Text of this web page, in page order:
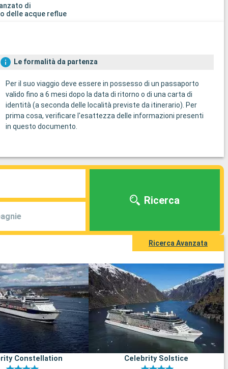
di
delle acque reflue
Le formalità da partenza
Per il suo viaggio deve essere in possesso di un passaporto
valido fino a 6 mesi dopo la data di ritorno o di una carta di
identità (a seconda delle località previste da itinerario). Per
prima cosa, verificare l'esattezza delle informazioni presenti
in questo documento.
Ricerca
Ricerca Avanzata
Constellation Celebrity Solstice